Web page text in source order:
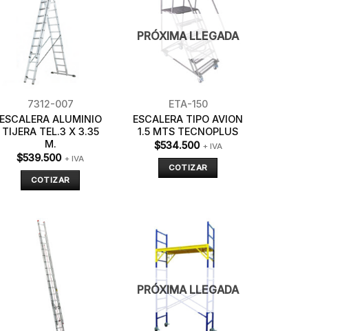
7312-007
ESCALERA ALUMINIO
TIJERA TEL.3 X 3.35
M.
$539.500 + IVA
COTIZAR
PRÓXIMA LLEGADA
ETA-150
ESCALERA TIPO AVION
1.5 MTS TECNOPLUS
$534.500 + IVA
COTIZAR
PRÓXIMA LLEGADA